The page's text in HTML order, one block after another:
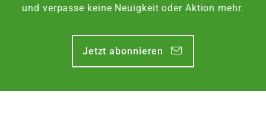
und verpasse keine Neuigkeit oder Aktion mehr.
Jetzt abonnieren